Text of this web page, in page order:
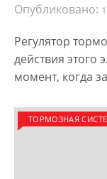
Опубликовано:
Регулятор
действия этого
момент, когда
ТОРМОЗНАЯ